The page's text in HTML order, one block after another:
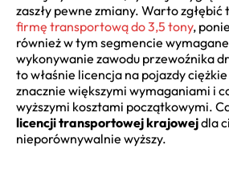
zaszły pewne zmiany. Warto zgłębić
firmę transportową do 3,5 tony,
również w tym segmencie
wykonywanie zawodu przewoźnika
to właśnie licencja na pojazdy ciężkie
znacznie większymi wymaganiami i
wyższymi kosztami początkowymi.
licencji transportowej krajowejdla
nieporównywalnie wyższy.